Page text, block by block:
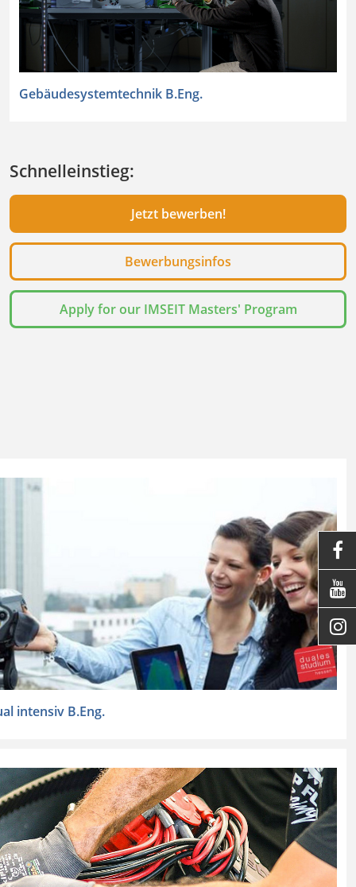
Gebäudesystemtechnik B.Eng.
Schnelleinstieg:
Jetzt bewerben!
Bewerbungsinfos
Apply for our IMSEIT Masters' Program
intensiv B.Eng.


